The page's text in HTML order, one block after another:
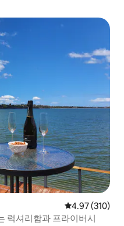
평점 4.97점(5
4.97 (310)
럭셔리함과 프라이버시